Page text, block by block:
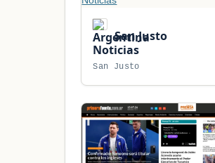
San Justo
Noticias
San Justo